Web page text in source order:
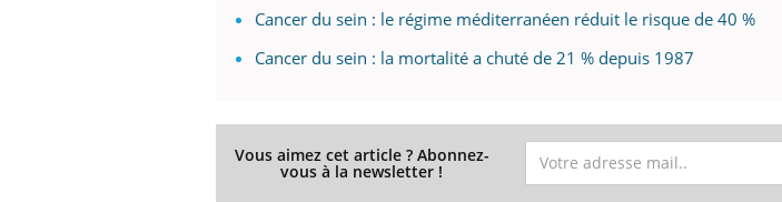
Cancer du sein : le régime méditerranéen réduit le risque de 40 %
Cancer du sein : la mortalité a chuté de 21 % depuis 1987
Vous aimez cet article ? Abonnez-
vous à la newsletter !